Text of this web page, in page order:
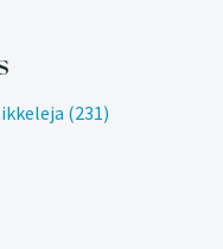
(231)